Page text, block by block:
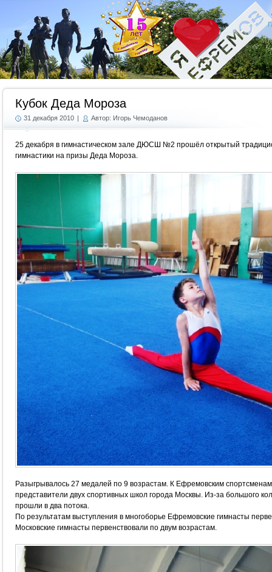
Кубок Деда Мороза
31 декабря 2010 | Автор: Игорь Чемоданов
25 декабря в гимнастическом зале ДЮСШ №2 прошёл открытый
гимнастики на призы Деда Мороза.
Разыгрывалось 27 медалей по 9 возрастам. К Ефремовским
представители двух спортивных школ города Москвы. Из-за большого
прошли в два потока.
По результатам выступления в многоборье Ефремовские гимнасты
Московские гимнасты первенствовали по двум возрастам.